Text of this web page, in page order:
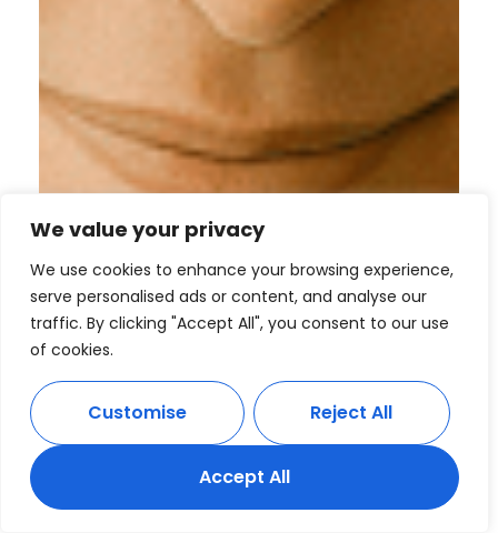
We value your privacy
We use cookies to enhance your browsing experience,
serve personalised ads or content, and analyse our
traffic. By clicking "Accept All", you consent to our use
of cookies.
Customise Reject All
Accept All